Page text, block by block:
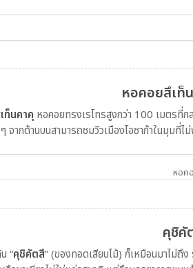
หอคอยสึเ
ท็นคาคุ หอคอยทรงเรโทรสูงกว่า 100 เมตรที่
จากด้านบนสามารถชมวิวเมืองโอซาก้าในมุม
หอค
คุชิคั
“คุชิคัตสึ” (ของทอดเสียบไม้) ก็เหมือนมาไม่ถึ